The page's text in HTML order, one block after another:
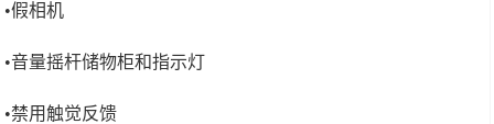
•假相机
•音量摇杆储物柜和指示灯
•禁用触觉反馈